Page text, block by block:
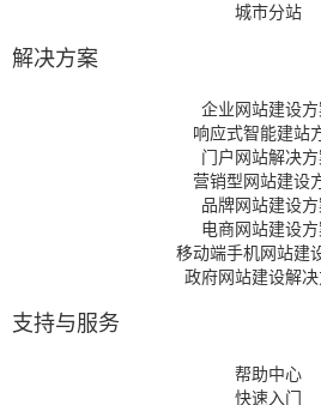
城市分站
解决方案
企业网站建设
响应式智能建站
门户网站解决
营销型网站建设
品牌网站建设
电商网站建设
移动端手机网站建
政府网站建设解
支持与服务
帮助中心
快速入门